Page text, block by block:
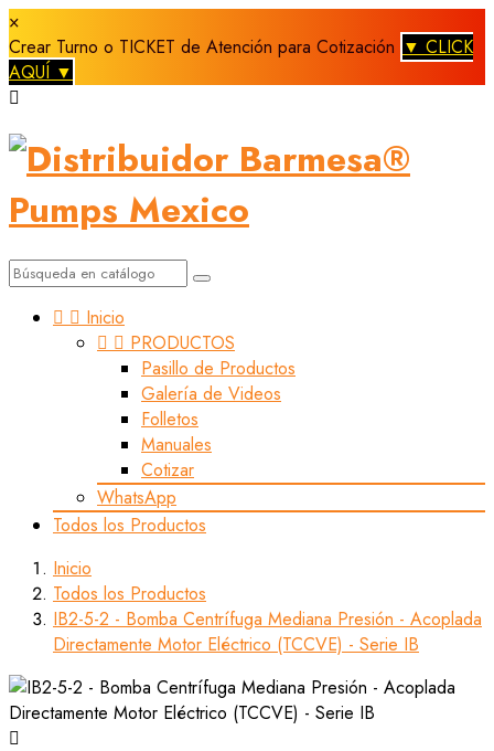
×
Crear Turno o TICKET de Atención para Cotización ▼ CLICK
AQUÍ ▼

  Inicio
  PRODUCTOS
Pasillo de Productos
Galería de Videos
Folletos
Manuales
Cotizar
WhatsApp
Todos los Productos
Inicio
Todos los Productos
IB2-5-2 - Bomba Centrífuga Mediana Presión - Acoplada
Directamente Motor Eléctrico (TCCVE) - Serie IB
